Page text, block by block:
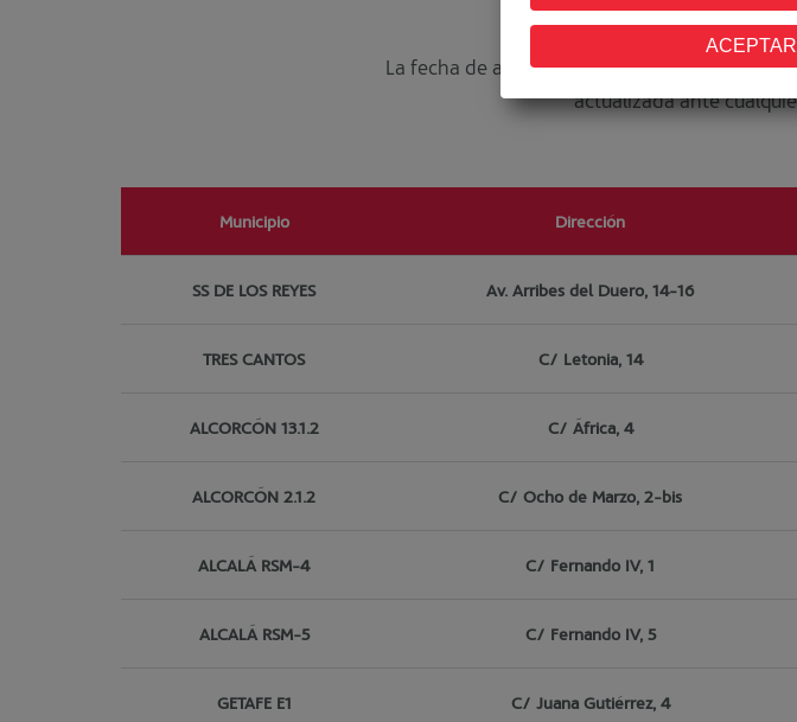
La fecha de apertura de inscripciones varía
actualizada ante
Municipio Dirección
SS DE LOS REYES Av. Arribes del Duero, 14-16
TRES CANTOS C/ Letonia, 14
ALCORCÓN 13.1.2 C/ África, 4
ALCORCÓN 2.1.2 C/ Ocho de Marzo, 2-bis
ALCALÁ RSM-4 C/ Fernando IV, 1
ALCALÁ RSM-5 C/ Fernando IV, 5
GETAFE E1 C/ Juana Gutiérrez, 4